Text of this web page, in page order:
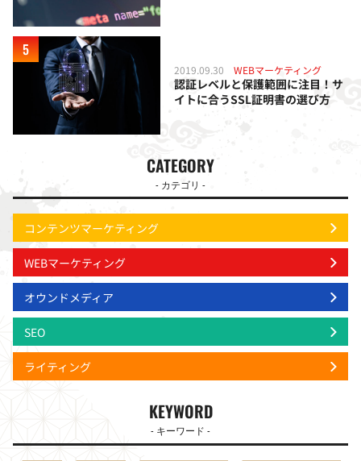
2019.09.30 WEBマーケティング
認証レベルと保護範囲に注目！サ
イトに合うSSL証明書の選び方
CATEGORY
- カテゴリ -
コンテンツマーケティング
WEBマーケティング
オウンドメディア
SEO
ライティング
KEYWORD
- キーワード -